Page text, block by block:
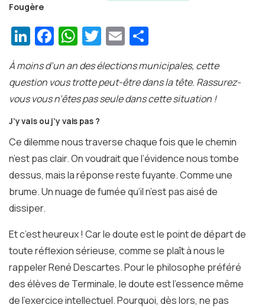
Fougère
LinkedIn
Facebook
WhatsApp
Twitter
Email
À moins d’un an des élections municipales, cette
question vous trotte peut-être dans la tête. Rassurez-
vous vous n’êtes pas seule dans cette situation !
J’y vais ou j’y vais pas ?
Ce dilemme nous traverse chaque fois que le chemin
n’est pas clair. On voudrait que l’évidence nous tombe
dessus, mais la réponse reste fuyante. Comme une
brume. Un nuage de fumée qu’il n’est pas aisé de
dissiper.
Et c’est heureux ! Car le doute est le point de départ de
toute réflexion sérieuse, comme se plaît à nous le
rappeler René Descartes. Pour le philosophe préféré
des élèves de Terminale, le doute est l’essence même
de l’exercice intellectuel. Pourquoi, dès lors, ne pas